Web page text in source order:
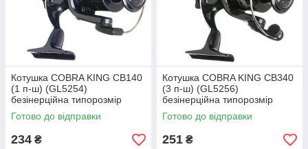
Котушка COBRA KING CB140
(1 п-ш) (GL5254)
безінерційна типорозмір
1000 передавальне
відношення 5.1:1
Готово до відправки
234 ₴
Котушка COBRA KING CB340
(3 п-ш) (GL5256)
безінерційна типорозмір
3000 вага 280 г задній
фрикціон
Готово до відправки
251 ₴